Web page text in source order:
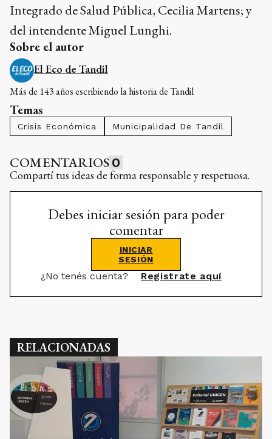
Integrado de Salud Pública, Cecilia Martens; y
del intendente Miguel Lunghi.
Sobre el autor
El Eco de Tandil
Más de 143 años escribiendo la historia de Tandil
Temas
Crisis Económica Municipalidad De Tandil
COMENTARIOS 0
Compartí tus ideas de forma responsable y respetuosa.
Debes iniciar sesión para poder
comentar
INICIAR
SESIÓN
¿No tenés cuenta? Registrate aquí
RELACIONADAS